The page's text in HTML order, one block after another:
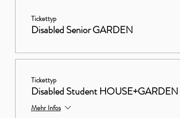
Tickettyp
Disabled Senior GARDEN
Tickettyp
Disabled Student HOUSE+GARDEN
Mehr Infos